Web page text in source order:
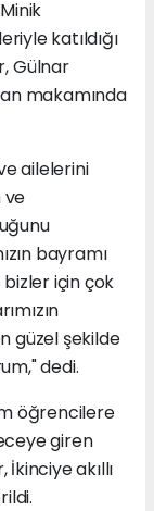
katıldığı
Gülnar
makamında
ailelerini
ve
bayramı
için çok
güzel şekilde
dedi.
öğrencilere
giren
akıllı